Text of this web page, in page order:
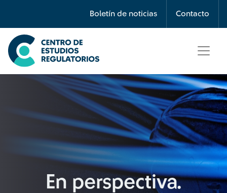
Boletín de noticias Contacto
Búsqueda
Seleccione país
Tipo de artículo
Buscar
En perspectiva.